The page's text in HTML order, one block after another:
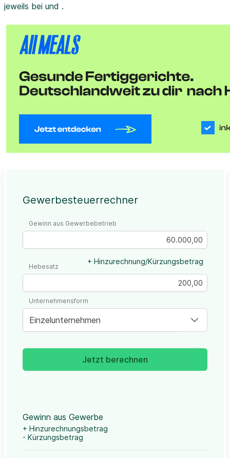
jeweils bei und .
Gewerbesteuerrechner
Gewinn aus Gewerbebetrieb
+ Hinzurechnung/Kürzungsbetrag
Hebesatz
Einzelunternehmen
Unternehmensform
Jetzt berechnen
Gewinn aus Gewerbe
+ Hinzurechnungsbetrag
- Kürzungsbetrag